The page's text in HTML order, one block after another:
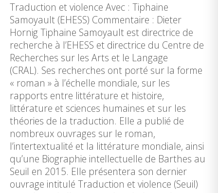
Traduction et violence Avec : Tiphaine
Samoyault (EHESS) Commentaire : Dieter
Hornig Tiphaine Samoyault est directrice de
recherche à l’EHESS et directrice du Centre de
Recherches sur les Arts et le Langage
(CRAL). Ses recherches ont porté sur la forme
« roman » à l’échelle mondiale, sur les
rapports entre littérature et histoire,
littérature et sciences humaines et sur les
théories de la traduction. Elle a publié de
nombreux ouvrages sur le roman,
l’intertextualité et la littérature mondiale, ainsi
qu’une Biographie intellectuelle de Barthes au
Seuil en 2015. Elle présentera son dernier
ouvrage intitulé Traduction et violence (Seuil)